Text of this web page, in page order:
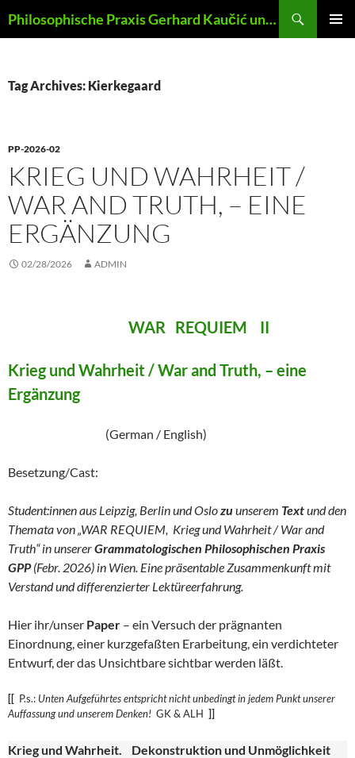
to
Philosophische Praxis Gerhard Kaučić und Anna Lydia Huber
Tag Archives: Kierkegaard
PP-2026-02
KRIEG UND WAHRHEIT /
WAR AND TRUTH, – EINE
ERGÄNZUNG
02/28/2026 ADMIN
WAR REQUIEM II
Krieg und Wahrheit / War and Truth, – eine
Ergänzung
(German / English)
Besetzung/Cast:
Student:innen aus Leipzig, Berlin und Oslozuunserem Textund den
Themata von „WAR REQUIEM, Krieg und Wahrheit / War and
Truth“ in unsererGrammatologischen Philosophischen Praxis
GPP(Febr. 2026) in Wien. Eine präsentable Zusammenkunft mit
Verstand und differenzierter Lektüreerfahrung.
Hier ihr/unser Paper – ein Versuch der prägnanten
Einordnung, einer kurzgefaßten Erarbeitung, ein verdichteter
Entwurf, der das Unsichtbare sichtbar werden läßt.
[[ P.s.: Unten Aufgeführtes entspricht nicht unbedingt in jedem Punkt unserer
Auffassung und unseremDenken! GK & ALH ]]
Krieg und Wahrheit. Dekonstruktion und Unmöglichkeit